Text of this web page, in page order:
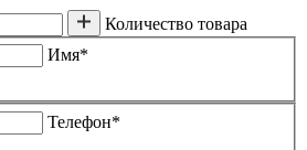
Количество товара
Имя*
Телефон*